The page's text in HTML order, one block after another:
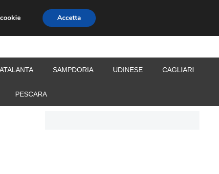
CALCIOMERCATO
ATALANTA SAMPDORIA UDINESE CAGLIARI
PESCARA
Accetta